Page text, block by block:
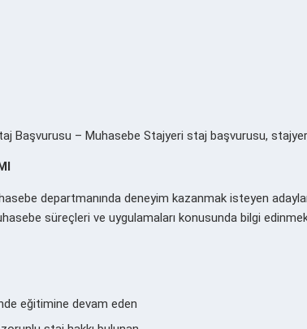
Başvurusu – Muhasebe Stajyeri staj başvurusu, stajyer,
departmanında deneyim kazanmak isteyen
süreçleri ve uygulamaları konusunda bilgi
eğitimine devam eden